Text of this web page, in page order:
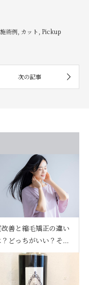
術例 カット Pickup
善と縮毛矯正の違い
？どっちがいい？そ...